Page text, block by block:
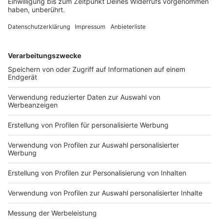
befürchtet sogar, dass der Flyover im ebenerdigen
Bereich durch Änderungen von Ampelschaltungen
Anzeige
©IG Fahrradstadt.ms
Münster hatte zu einer Kundgebung eingeladen.
Anzeige
Vorzeigeprojekt oder Fehlplanung?
Anzeige